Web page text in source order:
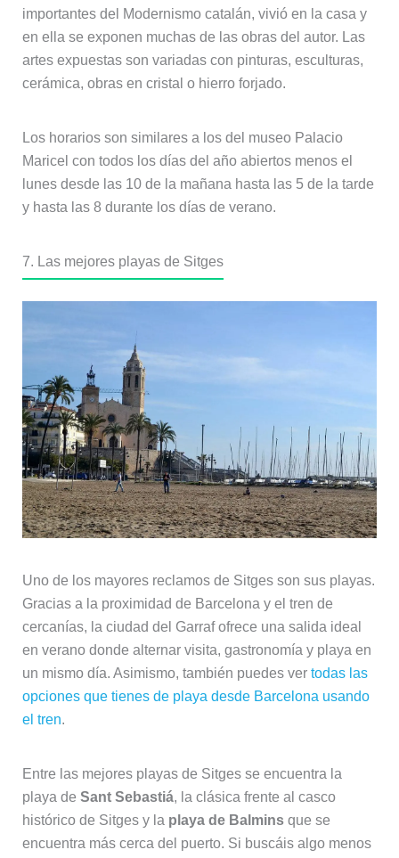
importantes del Modernismo catalán, vivió en la casa y
en ella se exponen muchas de las obras del autor. Las
artes expuestas son variadas con pinturas, esculturas,
cerámica, obras en cristal o hierro forjado.
Los horarios son similares a los del museo Palacio
Maricel con todos los días del año abiertos menos el
lunes desde las 10 de la mañana hasta las 5 de la tarde
y hasta las 8 durante los días de verano.
7. Las mejores playas de Sitges
Uno de los mayores reclamos de Sitges son sus playas.
Gracias a la proximidad de Barcelona y el tren de
cercanías, la ciudad del Garraf ofrece una salida ideal
en verano donde alternar visita, gastronomía y playa en
un mismo día. Asimismo, también puedes ver todas las
opciones que tienes de playa desde Barcelona usando
el tren.
Entre las mejores playas de Sitges se encuentra la
playa de Sant Sebastiá, la clásica frente al casco
histórico de Sitges y la playa de Balminsque se
encuentra más cerca del puerto. Si buscáis algo menos